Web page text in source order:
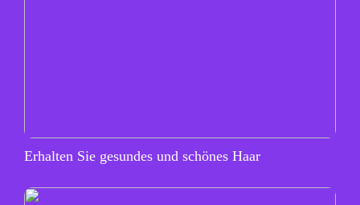
Erhalten Sie gesundes und schönes Haar